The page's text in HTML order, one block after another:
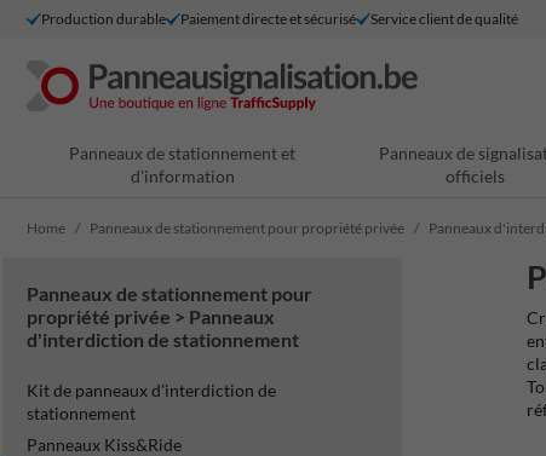
Production durable Paiement directe et sécurisé Service client de qualité
Panneaux de stationnement et
d'information
Panneaux de
officiels
Home Panneaux de stationnement pour propriété privée Panneaux
Panneaux de stationnement pour
propriété privée > Panneaux
d'interdiction de stationnement
Kit de panneaux d'interdiction de
stationnement
Panneaux Kiss&Ride